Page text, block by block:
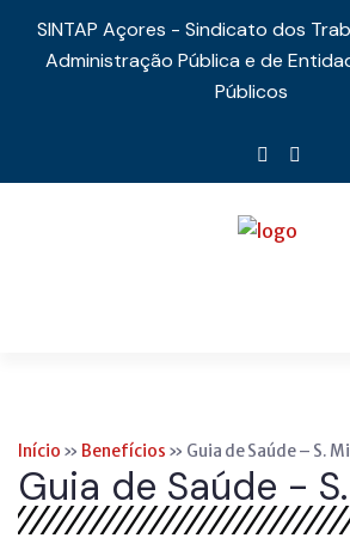
SINTAP Açores - Sindicato dos
Administração Pública e de
Públicos
Início » Benefícios » Guia de Saúde – S.
Guia de Saúde -